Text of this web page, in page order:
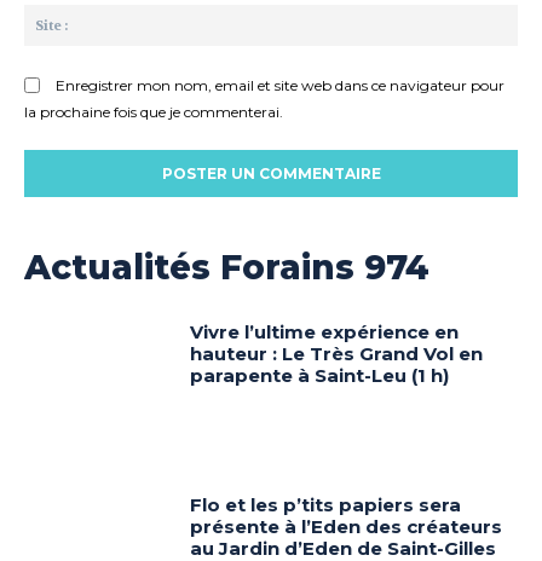
Enregistrer mon nom, email et site web dans ce navigateur pour
la prochaine fois que je commenterai.
Actualités Forains 974
Vivre l’ultime expérience en
hauteur : Le Très Grand Vol en
parapente à Saint-Leu (1 h)
Flo et les p’tits papiers sera
présente à l’Eden des créateurs
au Jardin d’Eden de Saint-Gilles